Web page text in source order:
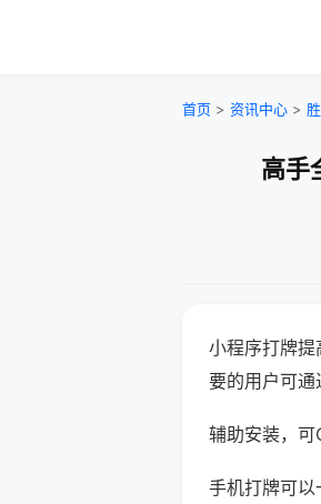
首页 > 资讯中心 >
高手
小程序打牌提
要的用户可通
辅助安装，
手机打牌可以